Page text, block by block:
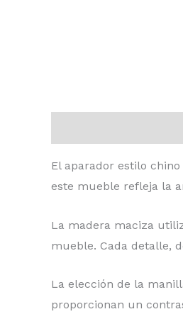
El aparador estilo
este mueble refleja la
La madera maciza
mueble. Cada detalle,
La elección de la
proporcionan un